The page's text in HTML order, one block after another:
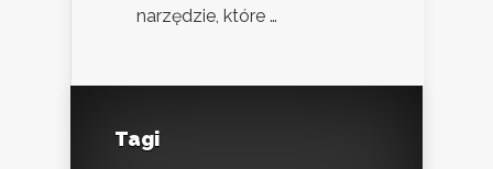
narzędzie, które …
Tagi